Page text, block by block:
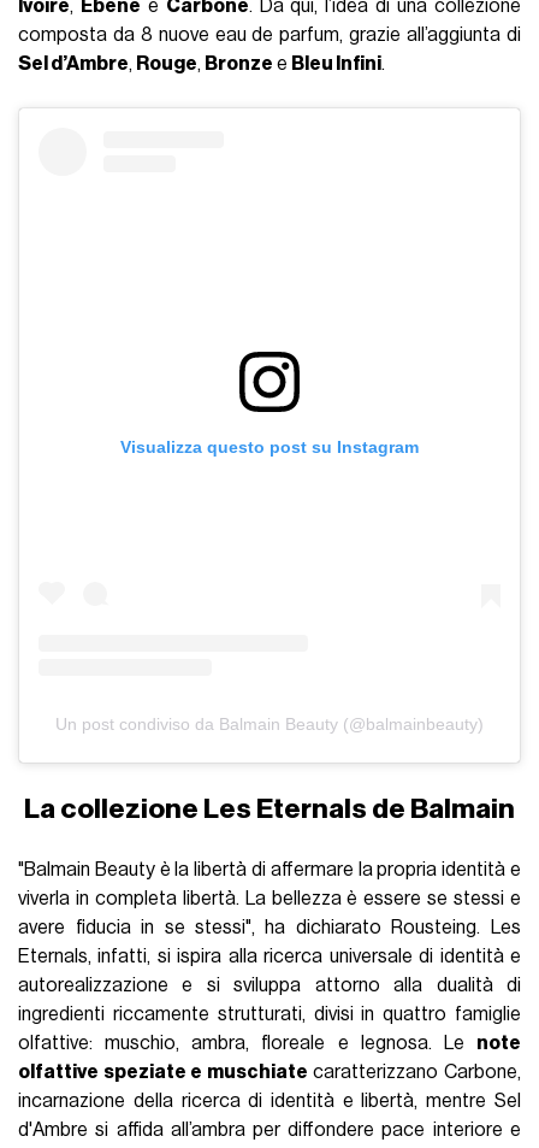
Ivoire, Ébène e Carbone. Da qui, l’idea di una collezione
composta da 8 nuove eau de parfum, grazie all’aggiunta di
Sel d’Ambre, Rouge, Bronze e Bleu Infini.
Visualizza questo post su Instagram
Un post condiviso da Balmain Beauty (@balmainbeauty)
La collezione Les Eternals de Balmain
"Balmain Beauty è la libertà di affermare la propria identità e
viverla in completa libertà. La bellezza è essere se stessi e
avere fiducia in se stessi", ha dichiarato Rousteing. Les
Eternals, infatti, si ispira alla ricerca universale di identità e
autorealizzazione e si sviluppa attorno alla dualità di
ingredienti riccamente strutturati, divisi in quattro famiglie
olfattive: muschio, ambra, floreale e legnosa. Le note
olfattive speziate e muschiate caratterizzano Carbone,
incarnazione della ricerca di identità e libertà, mentre Sel
d'Ambre si affida all’ambra per diffondere pace interiore e